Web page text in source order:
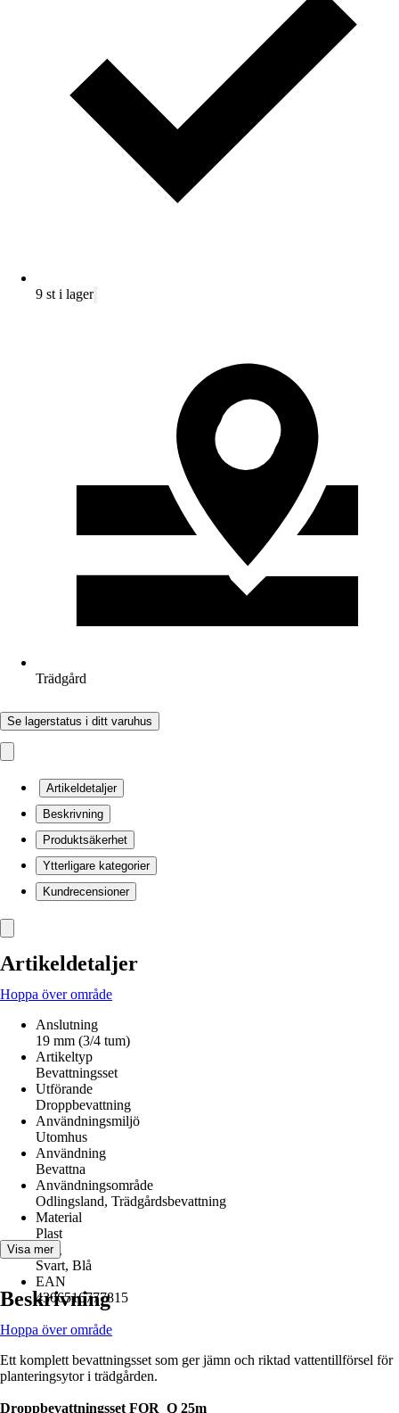
9 st i lager
Trädgård
Se lagerstatus i ditt varuhus
Artikeldetaljer
Beskrivning
Produktsäkerhet
Ytterligare kategorier
Kundrecensioner
Artikeldetaljer
Hoppa över område
Anslutning
19 mm (3/4 tum)
Artikeltyp
Bevattningsset
Utförande
Droppbevattning
Användningsmiljö
Utomhus
Användning
Bevattna
Användningsområde
Odlingsland, Trädgårdsbevattning
Material
Plast
Färg
Svart, Blå
EAN
4306516777815
Visa mer
Beskrivning
Hoppa över område
Ett komplett bevattningsset som ger jämn och riktad vattentillförsel för
planteringsytor i trädgården.
Droppbevattningsset FOR_Q 25m